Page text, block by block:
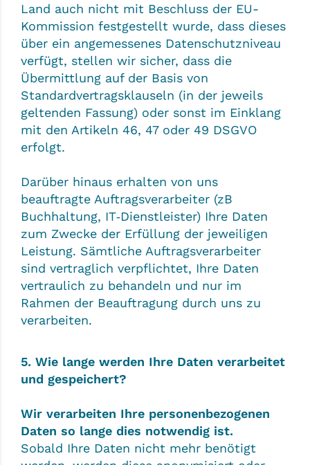
Land auch nicht mit Beschluss der EU-
Kommission festgestellt wurde, dass dieses
über ein angemessenes Datenschutzniveau
verfügt, stellen wir sicher, dass die
Übermittlung auf der Basis von
Standardvertragsklauseln (in der jeweils
geltenden Fassung) oder sonst im Einklang
mit den Artikeln 46, 47 oder 49 DSGVO
erfolgt.
Darüber hinaus erhalten von uns
beauftragte Auftragsverarbeiter (zB
Buchhaltung, IT‑Dienstleister) Ihre Daten
zum Zwecke der Erfüllung der jeweiligen
Leistung. Sämtliche Auftragsverarbeiter
sind vertraglich verpflichtet, Ihre Daten
vertraulich zu behandeln und nur im
Rahmen der Beauftragung durch uns zu
verarbeiten.
5. Wie lange werden Ihre Daten verarbeitet
und gespeichert?
Wir verarbeiten Ihre personenbezogenen
Daten so lange dies notwendig ist.
Sobald Ihre Daten nicht mehr benötigt